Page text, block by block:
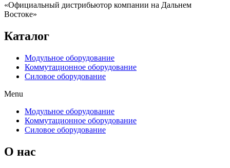
«Официальный дистрибьютор компании на Дальнем
Востоке»
Каталог
Модульное оборудование
Коммутационное оборудование
Силовое оборудование
Menu
Модульное оборудование
Коммутационное оборудование
Силовое оборудование
O нас